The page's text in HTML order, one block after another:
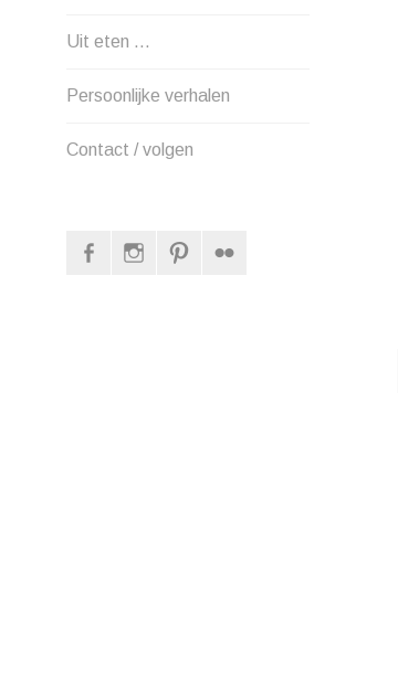
Uit eten …
Persoonlijke verhalen
Contact / volgen
FacebookInstagram